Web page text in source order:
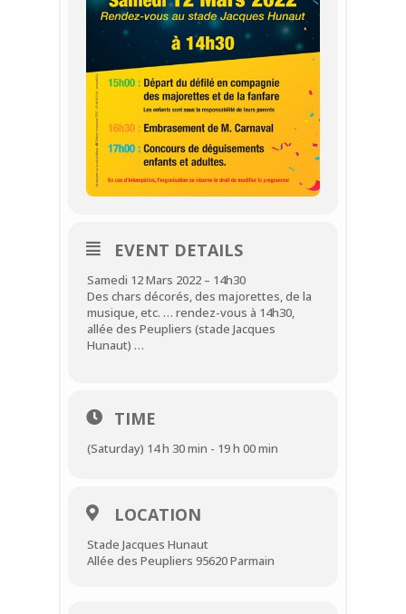
EVENT DETAILS
Samedi 12 Mars 2022 – 14h30
Des chars décorés, des majorettes, de la
musique, etc. … rendez-vous à 14h30,
allée des Peupliers (stade Jacques
Hunaut) …
TIME
(Saturday) 14 h 30 min - 19 h 00 min
LOCATION
Stade Jacques Hunaut
Allée des Peupliers 95620 Parmain